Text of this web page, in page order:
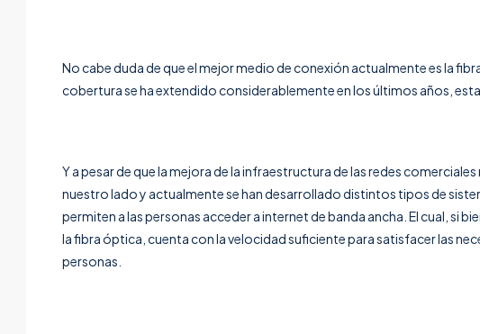
No cabe duda de que el mejor medio de conexión actualmente es la
cobertura se ha extendido considerablemente en los últimos años, esta
Y a pesar de que la mejora de la infraestructura de las redes
nuestro lado y actualmente se han desarrollado distintos tipos de
permiten a las personas acceder a internet de banda ancha. El cual, si
la fibra óptica, cuenta con la velocidad suficiente para satisfacer las
personas.